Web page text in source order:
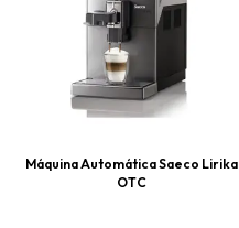
Máquina Automática Saeco Lirika
OTC